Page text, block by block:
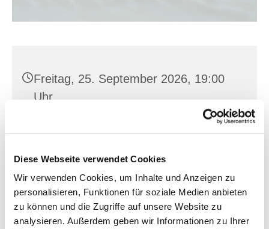
Diese Webseite verwendet Cookies
Wir verwenden Cookies, um Inhalte und Anzeigen zu
personalisieren, Funktionen für soziale Medien anbieten
zu können und die Zugriffe auf unsere Website zu
analysieren. Außerdem geben wir Informationen zu Ihrer
Freitag, 25. September 2026, 19:00
Uhr
Neuberesinchen, Berendstr. 1, 15232